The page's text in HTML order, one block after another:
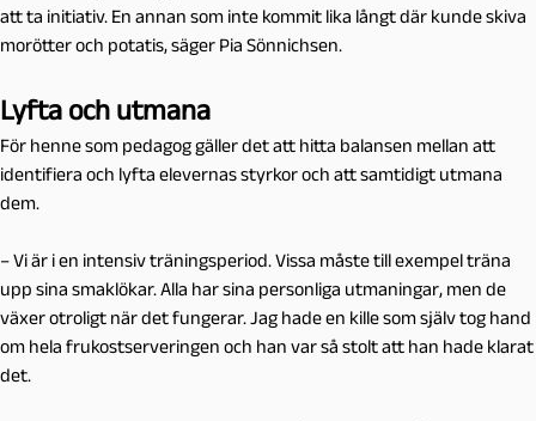
att ta initiativ. En annan som inte kommit lika långt där kunde skiva
morötter och potatis, säger Pia Sönnichsen.
Lyfta och utmana
För henne som pedagog gäller det att hitta balansen mellan att
identifiera och lyfta elevernas styrkor och att samtidigt utmana
dem.
– Vi är i en intensiv träningsperiod. Vissa måste till exempel träna
upp sina smaklökar. Alla har sina personliga utmaningar, men de
växer otroligt när det fungerar. Jag hade en kille som själv tog hand
om hela frukostserveringen och han var så stolt att han hade klarat
det.